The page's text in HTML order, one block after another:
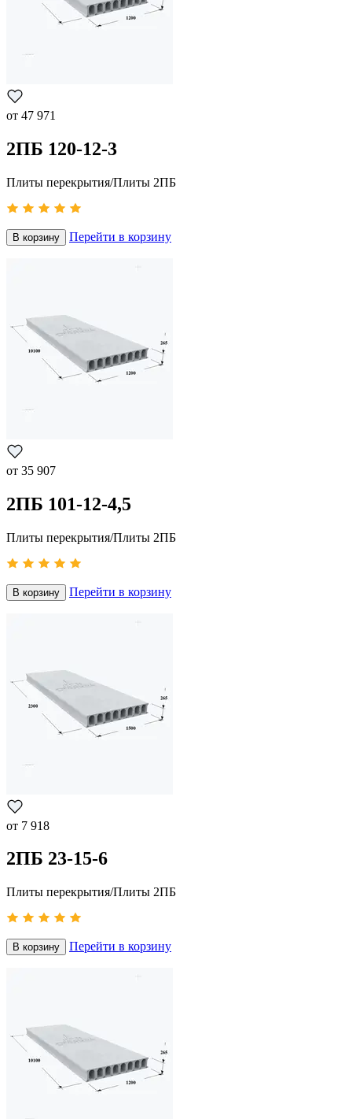
от 47 971
2ПБ 120-12-3
Плиты перекрытия/Плиты 2ПБ
В корзину Перейти в корзину
от 35 907
2ПБ 101-12-4,5
Плиты перекрытия/Плиты 2ПБ
В корзину Перейти в корзину
от 7 918
2ПБ 23-15-6
Плиты перекрытия/Плиты 2ПБ
В корзину Перейти в корзину